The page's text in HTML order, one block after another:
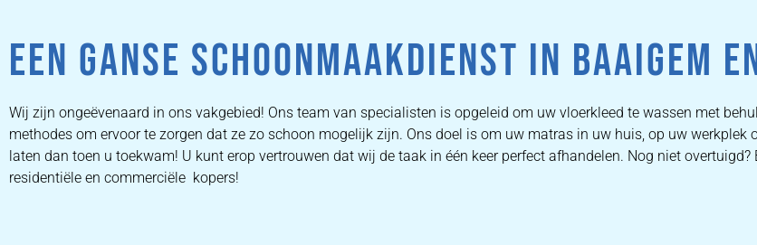
PRIJZEN
EEN GANSE SCHOONMAAKDIENST IN BAAIGEM
Wij zijn ongeëvenaard in ons vakgebied! Ons team van specialisten is opgeleid om uw vloerkleed te wassen met
methodes om ervoor te zorgen dat ze zo schoon mogelijk zijn. Ons doel is om uw matras in uw huis, op uw werkplek
laten dan toen u toekwam! U kunt erop vertrouwen dat wij de taak in één keer perfect afhandelen. Nog niet
residentiële en commerciële kopers!